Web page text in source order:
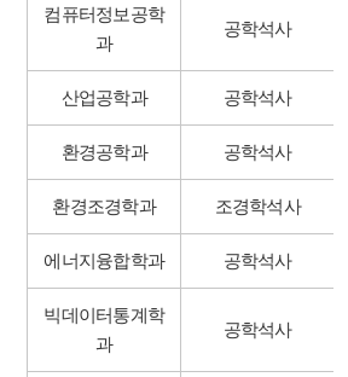
컴퓨터정보공학
과
공학석사
산업공학과 공학석사
환경공학과 공학석사
환경조경학과 조경학석사
에너지융합학과 공학석사
빅데이터통계학
과
공학석사